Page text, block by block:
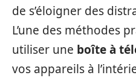
de s’éloigner des
L’une des méthodes
utiliser une boîte à
vos appareils à